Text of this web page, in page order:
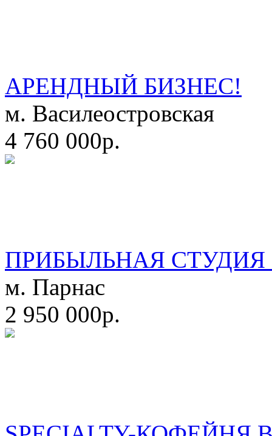
АРЕНДНЫЙ БИЗНЕС!
м. Василеостровская
4 760 000р.
ПРИБЫЛЬНАЯ СТУДИЯ
м. Парнас
2 950 000р.